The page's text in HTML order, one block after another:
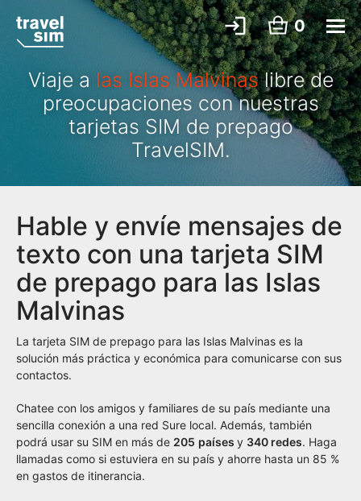
0
Viaje a las Islas Malvinaslibre de
preocupaciones con nuestras
tarjetas SIM de prepago
TravelSIM.
Hable y envíe mensajes de
texto con una tarjeta SIM
de prepago para las Islas
Malvinas
La tarjeta SIM de prepago para las Islas Malvinas es la
solución más práctica y económica para comunicarse con sus
contactos.
Chatee con los amigos y familiares de su país mediante una
sencilla conexión a una red Sure local. Además, también
podrá usar su SIM en más de 205 países y 340 redes. Haga
llamadas como si estuviera en su país y ahorre hasta un 85 %
en gastos de itinerancia.